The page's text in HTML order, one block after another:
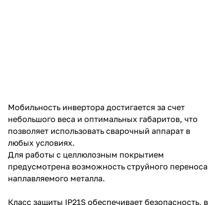
Мобильность инвертора достигается за счет
небольшого веса и оптимальных габаритов, что
позволяет использовать сварочный аппарат в
любых условиях.
Для работы с целлюлозным покрытием
предусмотрена возможность струйного переноса
наплавляемого металла.
Класс защиты IP21S обеспечивает безопасность, в